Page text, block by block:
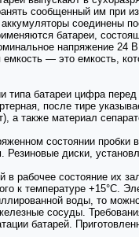
сообщенный им при
аккумуляторы соединены
батареи,
напряжение 24
— это емкость,
типа батареи цифра
после тире
а также материал
состоянии
Резиновые диски,
в рабочее состояние их
к температуре +15°С.
воды, то
сосуды.
батарей.